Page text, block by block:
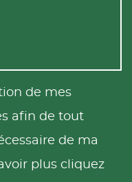
de mes
afin de tout
de ma
plus cliquez